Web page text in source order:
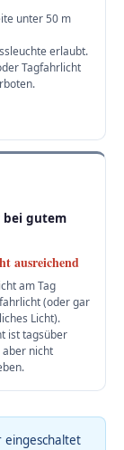
unter 50 m
erlaubt.
Tagfahrlicht
bei gutem
ausreichend
am Tag
(oder gar
Licht).
ist tagsüber
nicht
eingeschaltet